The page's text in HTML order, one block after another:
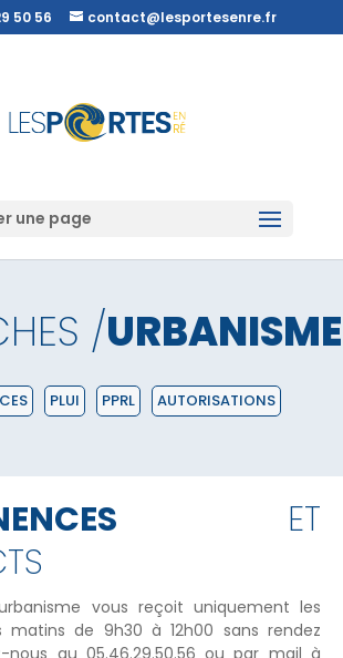
50 56 contact@lesportesenre.fr
une page
/URBANISME
PLUI PPRL AUTORISATIONS
ET
vous reçoit uniquement les
matins de 9h30 à 12h00 sans rendez
nous au 05.46.29.50.56 ou par mail à